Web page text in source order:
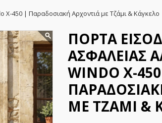
X-450 | Παραδοσιακή Αρχοντιά με Τζάμι & Κάγκελο
ΠΌΡΤΑ
ΑΣΦΑΛΕΊΑΣ
WINDO X-
ΜΕ ΤΖΆΜΙ &